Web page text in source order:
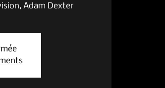
Adam Dexter